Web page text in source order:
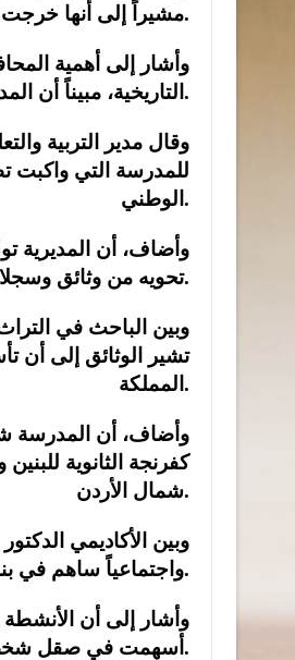
مشيراً إلى أنها خرجت وزراء ونواباً وأكاديميين ومهندسين ومعلمين كان لهم دور فاعل في خدمة الوطن.
وأشار إلى أهمية
التاريخية، مبيناً أن المدرسة تمثل جزءاً أصيلاً من ذاكرة أبناء المنطقة وتاريخها التعليمي.
وقال مدير التربية
للمدرسة التي واكبت
الوطني.
وأضاف، أن المديرية
تحويه من وثائق وسجلات قديمة تمثل إرثاً تربوياً يستحق الحفظ والتوثيق للأجيال القادمة.
وبين الباحث في
المملكة.
وأضاف، أن المدرسة
كفرنجة الثانوية
شمال الأردن.
وبين الأكاديمي
واجتماعياً ساهم في بناء شخصية الطلبة وتنمية مهاراتهم الفكرية والإبداعية.
وأشار إلى أن الأنشطة
أسهمت في صقل شخصية الطلبة وتعزيز قدراتهم على الحوار والتعبير والقيادة.